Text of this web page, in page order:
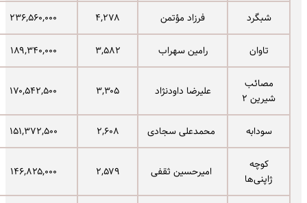
شبگرد فرزاد مؤتمن ۴,۲۷۸ ۲۳۶,۵۶۰,۰۰۰
تاوان رامین سهراب ۳,۵۸۲ ۱۸۹,۳۴۰,۰۰۰
مصائب
شیرین ۲
علیرضا داودنژاد ۳,۳۰۵ ۱۷۰,۵۴۲,۵۰۰
سودابه محمدعلی سجادی ۲,۶۰۸ ۱۵۱,۳۷۲,۵۰۰
کوچه
ژاپنی‌ها
امیرحسین ثقفی ۲,۵۷۹ ۱۴۶,۸۲۵,۰۰۰